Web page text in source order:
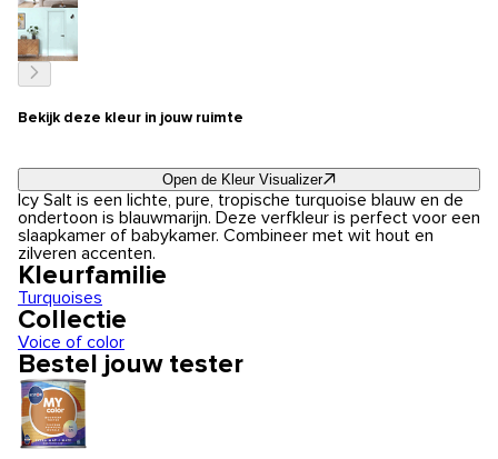
Bekijk deze kleur in jouw ruimte
Open de Kleur Visualizer
Icy Salt is een lichte, pure, tropische turquoise blauw en de
ondertoon is blauwmarijn. Deze verfkleur is perfect voor een
slaapkamer of babykamer. Combineer met wit hout en
zilveren accenten.
Kleurfamilie
Turquoises
Collectie
Voice of color
Bestel jouw tester